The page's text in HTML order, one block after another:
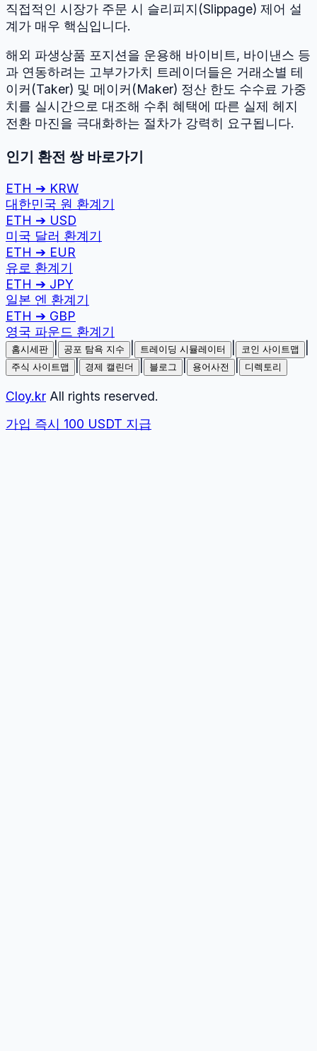
직접적인 시장가 주문 시 슬리피지(Slippage) 제어 설
계가 매우 핵심입니다.
해외 파생상품 포지션을 운용해 바이비트, 바이낸스 등
과 연동하려는 고부가가치 트레이더들은 거래소별 테
이커(Taker) 및 메이커(Maker) 정산 한도 수수료 가중
치를 실시간으로 대조해 수취 혜택에 따른 실제 헤지
전환 마진을 극대화하는 절차가 강력히 요구됩니다.
인기 환전 쌍 바로가기
ETH ➔ KRW
대한민국 원 환계기
ETH ➔ USD
미국 달러 환계기
ETH ➔ EUR
유로 환계기
ETH ➔ JPY
일본 엔 환계기
ETH ➔ GBP
영국 파운드 환계기
홈시세판 공포 탐욕 지수 트레이딩 시뮬레이터 코인 사이트맵
주식 사이트맵 경제 캘린더 블로그 용어사전 디렉토리
Cloy.kr All rights reserved.
가입 즉시 100 USDT 지급